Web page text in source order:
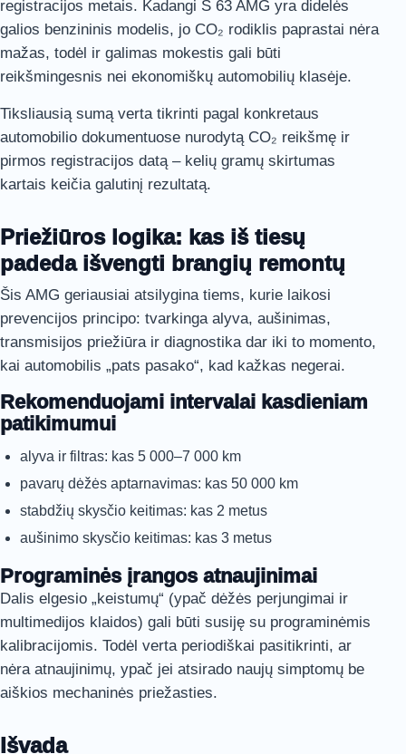
registracijos metais. Kadangi S 63 AMG yra didelės
galios benzininis modelis, jo CO₂ rodiklis paprastai nėra
mažas, todėl ir galimas mokestis gali būti
reikšmingesnis nei ekonomiškų automobilių klasėje.
Tiksliausią sumą verta tikrinti pagal konkretaus
automobilio dokumentuose nurodytą CO₂ reikšmę ir
pirmos registracijos datą – kelių gramų skirtumas
kartais keičia galutinį rezultatą.
Priežiūros logika: kas iš tiesų
padeda išvengti brangių remontų
Šis AMG geriausiai atsilygina tiems, kurie laikosi
prevencijos principo: tvarkinga alyva, aušinimas,
transmisijos priežiūra ir diagnostika dar iki to momento,
kai automobilis „pats pasako“, kad kažkas negerai.
Rekomenduojami intervalai kasdieniam
patikimumui
alyva ir filtras: kas 5 000–7 000 km
pavarų dėžės aptarnavimas: kas 50 000 km
stabdžių skysčio keitimas: kas 2 metus
aušinimo skysčio keitimas: kas 3 metus
Programinės įrangos atnaujinimai
Dalis elgesio „keistumų“ (ypač dėžės perjungimai ir
multimedijos klaidos) gali būti susiję su programinėmis
kalibracijomis. Todėl verta periodiškai pasitikrinti, ar
nėra atnaujinimų, ypač jei atsirado naujų simptomų be
aiškios mechaninės priežasties.
Išvada